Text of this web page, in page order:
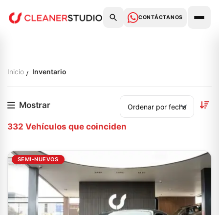
CONTÁCTANOS
Inicio Inventario
Mostrar
332 Vehículos que coinciden
SEMI-NUEVOS